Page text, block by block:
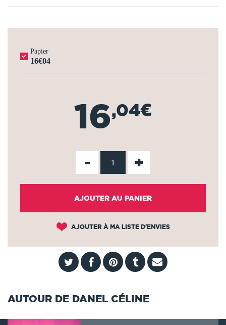
Papier
16€04
16,04€
- +
AJOUTER AU PANIER
AJOUTER À MA LISTE D'ENVIES
AUTOUR DE DANEL CÉLINE